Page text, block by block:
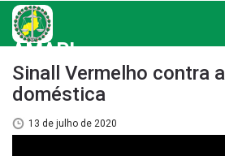
AMAPI
Sinall Vermelho contra
doméstica
13 de julho de 2020